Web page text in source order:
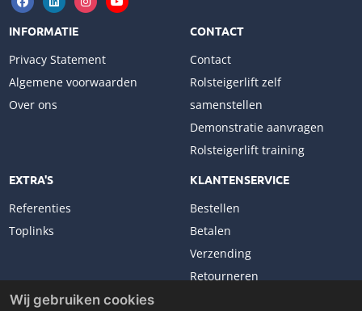
INFORMATIE
Privacy Statement
Algemene voorwaarden
Over ons
CONTACT
Contact
Rolsteigerlift zelf
samenstellen
Demonstratie aanvragen
Rolsteigerlift training
EXTRA'S
Referenties
Toplinks
KLANTENSERVICE
Bestellen
Betalen
Verzending
Retourneren
Wij gebruiken cookies